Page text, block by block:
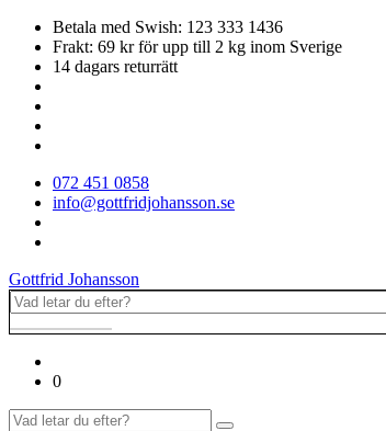
Betala med Swish: 123 333 1436
Frakt: 69 kr för upp till 2 kg inom Sverige
14 dagars returrätt
072 451 0858
info@gottfridjohansson.se
Gottfrid Johansson
0